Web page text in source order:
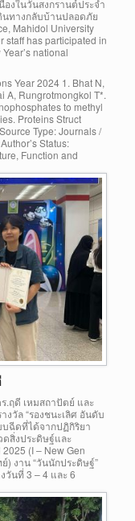
งในวันสงกรานต์ประจำ
นทางกลับบ้านปลอดภัย
Mahidol University
staff has participated in
national
Year 2024 1. Bhat N,
A, Rungrotmongkol T*.
to methyl
Proteins Struct
Type: Journals /
Status:
Function and
.ฤดี เหมสถาปัตย์ และ
วัล “รองชนะเลิศ อันดับ
บฉีดที่ได้จากปฏิกิริยา
สิ่งประดิษฐ์และ
(I – New Gen
งาน “วันนักประดิษฐ์”
วันที่ 3 – 4 และ 6